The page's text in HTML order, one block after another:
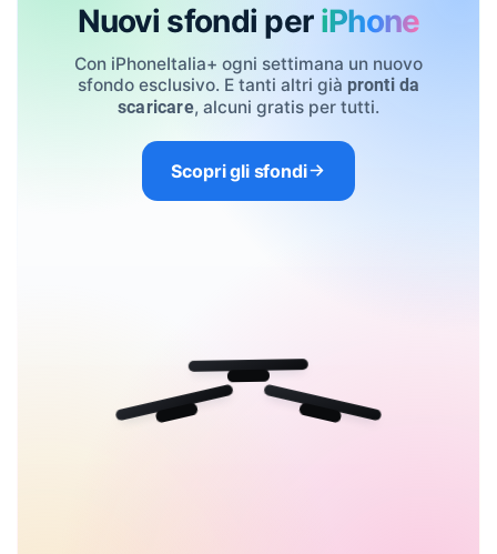
Nuovi sfondi per iPhone
Con iPhoneItalia+ ogni settimana un nuovo
sfondo esclusivo. E tanti altri già pronti da
scaricare, alcuni gratis per tutti.
Scopri gli sfondi